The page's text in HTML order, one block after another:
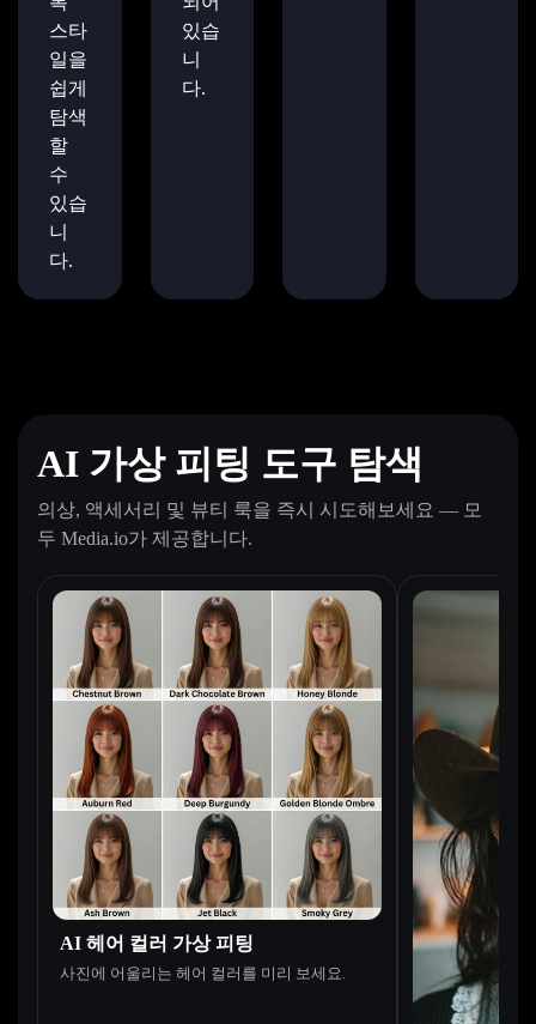
스타
일을
쉽게
탐색
할
수
있습
니
다.
있습
니
다.
AI 가상 피팅 도구 탐색
의상, 액세서리 및 뷰티 룩을 즉시 시도해보세요 — 모
두 Media.io가 제공합니다.
AI 헤어 컬러 가상 피팅
사진에 어울리는 헤어 컬러를 미리 보세요.